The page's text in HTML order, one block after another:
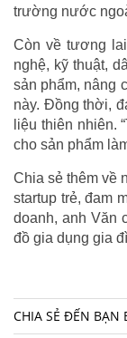
trường nước
Còn về tương
nghệ, kỹ thuật,
sản phẩm, nâng
này. Đồng thời,
liệu thiên nhiên.
cho sản phẩm
Chia sẻ thêm về
startup trẻ, đam
doanh, anh Văn
đồ gia dụng gia
CHIA SẺ ĐẾN BẠN